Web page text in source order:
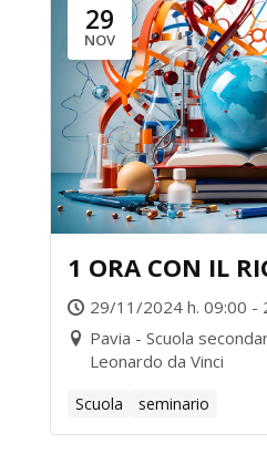
29
NOV
1 ORA CON IL
29/11/2024 h. 09:00 -
Pavia - Scuola
Leonardo da Vinci
Scuola seminario